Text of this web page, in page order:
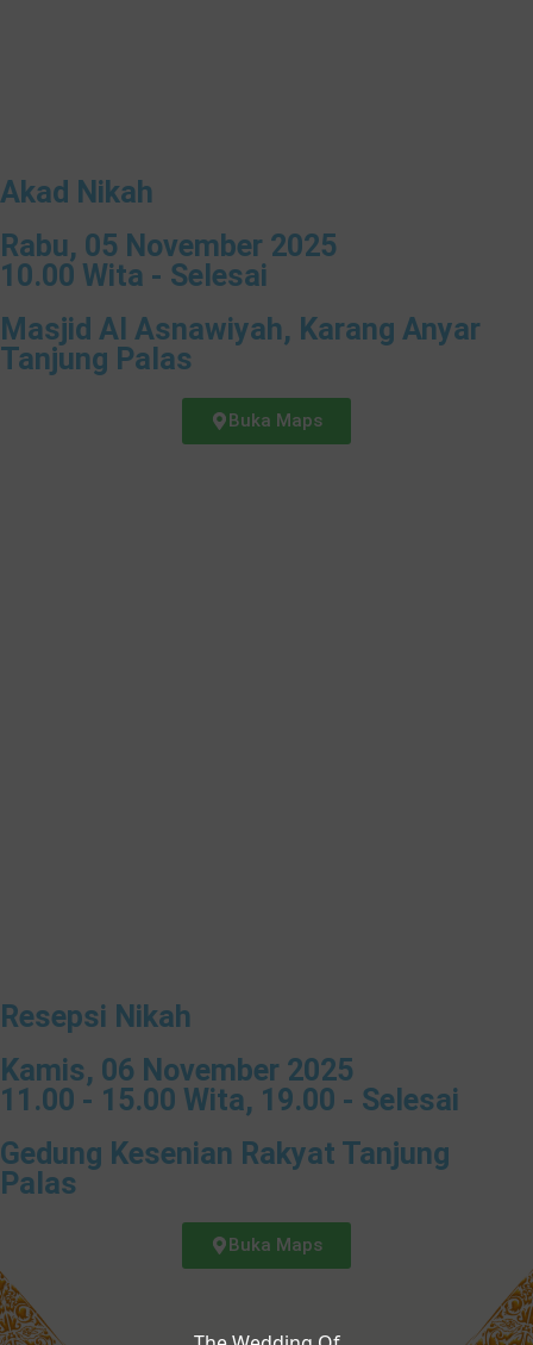
Akad Nikah
Rabu, 05 November 2025
10.00 Wita - Selesai
Masjid Al Asnawiyah, Karang Anyar
Tanjung Palas
Buka Maps
Resepsi Nikah
Kamis, 06 November 2025
11.00 - 15.00 Wita, 19.00 - Selesai
Gedung Kesenian Rakyat Tanjung
Palas
Buka Maps